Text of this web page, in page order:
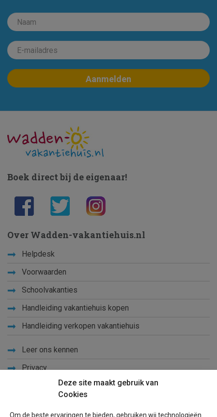
Deze site maakt gebruik van
Cookies
Om de beste ervaringen te bieden, gebruiken wij technologieën
Boek direct bij de eigenaar!
Over Wadden-vakantiehuis.nl
Helpdesk
Voorwaarden
Schoolvakanties
Handleiding vakantiehuis kopen
Handleiding verkopen vakantiehuis
Leer ons kennen
Privacy